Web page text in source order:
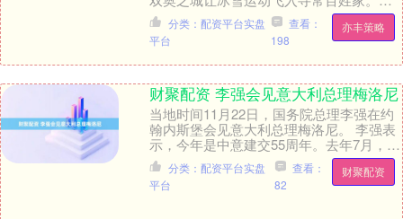
2026年马年新春，冰雪早已突破了单一的
运动，成为....
亦丰策略
分类：配资平台实盘
平台
查看：
198
财聚配资 李强会见意大利总理梅洛尼
当地时间11月22日，国务院总理李强在约
翰内斯堡会见意大利总理梅洛尼。 李强表
示，今年是中意建交55周年。去年7月，习
近平主席同总理女士在北京举行会晤，就
深化中....
财聚配资
分类：配资平台实盘
平台
查看：
82